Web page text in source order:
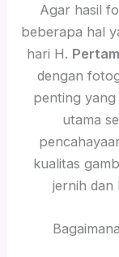
Agar hasil
beberapa hal
hari H.
dengan
penting
utama
kualitas
jernih dan